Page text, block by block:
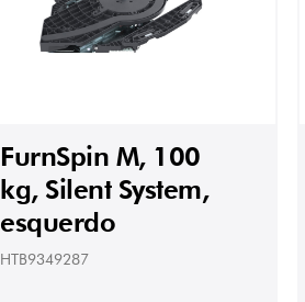
FurnSpin M, 100
kg, Silent System,
esquerdo
HTB9349287